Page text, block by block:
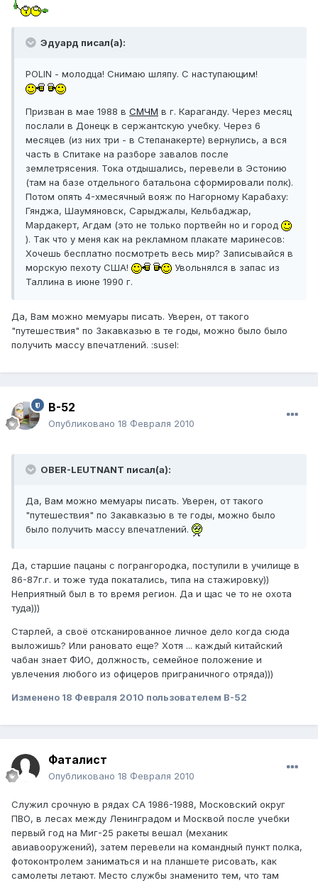
Эдуард писал(а):
POLIN - молодца! Снимаю шляпу. С наступающим!
Призван в мае 1988 в СМЧМ в г. Караганду. Через месяц
послали в Донецк в сержантскую учебку. Через 6
месяцев (из них три - в Степанакерте) вернулись, а вся
часть в Спитаке на разборе завалов после
землетрясения. Тока отдышались, перевели в Эстонию
(там на базе отдельного батальона сформировали полк).
Потом опять 4-хмесячный вояж по Нагорному Карабаху:
Гянджа, Шаумяновск, Сарыджалы, Кельбаджар,
Мардакерт, Агдам (это не только портвейн но и город
). Так что у меня как на рекламном плакате маринесов:
Хочешь бесплатно посмотреть весь мир? Записывайся в
морскую пехоту США!
Увольнялся в запас из
Таллина в июне 1990 г.
Да, Вам можно мемуары писать. Уверен, от такого
"путешествия" по Закавказью в те годы, можно было было
получить массу впечатлений. :susel:
B-52
Опубликовано 18 Февраля 2010
OBER-LEUTNANT писал(а):
Да, Вам можно мемуары писать. Уверен, от такого
"путешествия" по Закавказью в те годы, можно было
было получить массу впечатлений.
Да, старшие пацаны с погрангородка, поступили в училище в
86-87г.г. и тоже туда покатались, типа на стажировку))
Неприятный был в то время регион. Да и щас че то не охота
туда)))
Старлей, а своё отсканированное личное дело когда сюда
выложишь? Или рановато еще? Хотя ... каждый китайский
чабан знает ФИО, должность, семейное положение и
увлечения любого из офицеров приграничного отряда)))
Изменено 18 Февраля 2010 пользователем B-52
Фаталист
Опубликовано 18 Февраля 2010
Служил срочную в рядах СА 1986-1988, Московский округ
ПВО, в лесах между Ленинградом и Москвой после учебки
первый год на Миг-25 ракеты вешал (механик
авиавооружений), затем перевели на командный пункт полка,
фотоконтролем заниматься и на планшете рисовать, как
самолеты летают. Место службы знаменито тем, что там